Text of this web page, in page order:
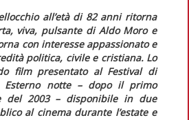
all’età di 82 anni ritorna
viva, pulsante di Aldo Moro e
con interesse appassionato e
politica, civile e cristiana. Lo
film presentato al Festival di
notte– dopo il primo
del 2003 – disponibile in due
al cinema durante l’estate e